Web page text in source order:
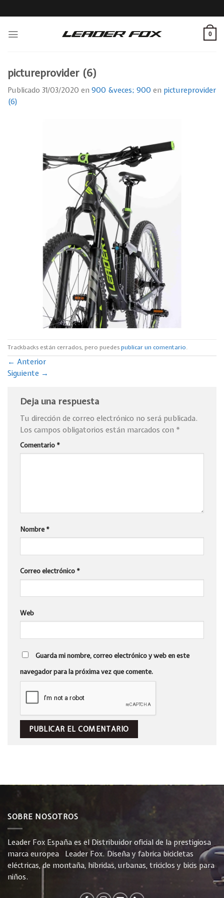
to
0
pictureprovider (6)
Publicado 31/03/2020 en 900 &veces; 900 en pictureprovider
(6)
Trackbacks están cerrados, pero puedespublicar un comentario.
← Anterior
Siguiente →
Deja una respuesta
Tu dirección de correo electrónico no será publicada.
Los campos obligatorios están marcados con *
Comentario *
Nombre *
Correo electrónico *
Web
Guarda mi nombre, correo electrónico y web en este
navegador para la próxima vez que comente.
SOBRE NOSOTROS
Leader Fox España es el Distribuidor oficial de la prestigiosa
marca europea Leader Fox. Diseña y fabrica bicicletas
eléctricas, de montaña, híbridas, urbanas, triciclos y bicis para
niños.